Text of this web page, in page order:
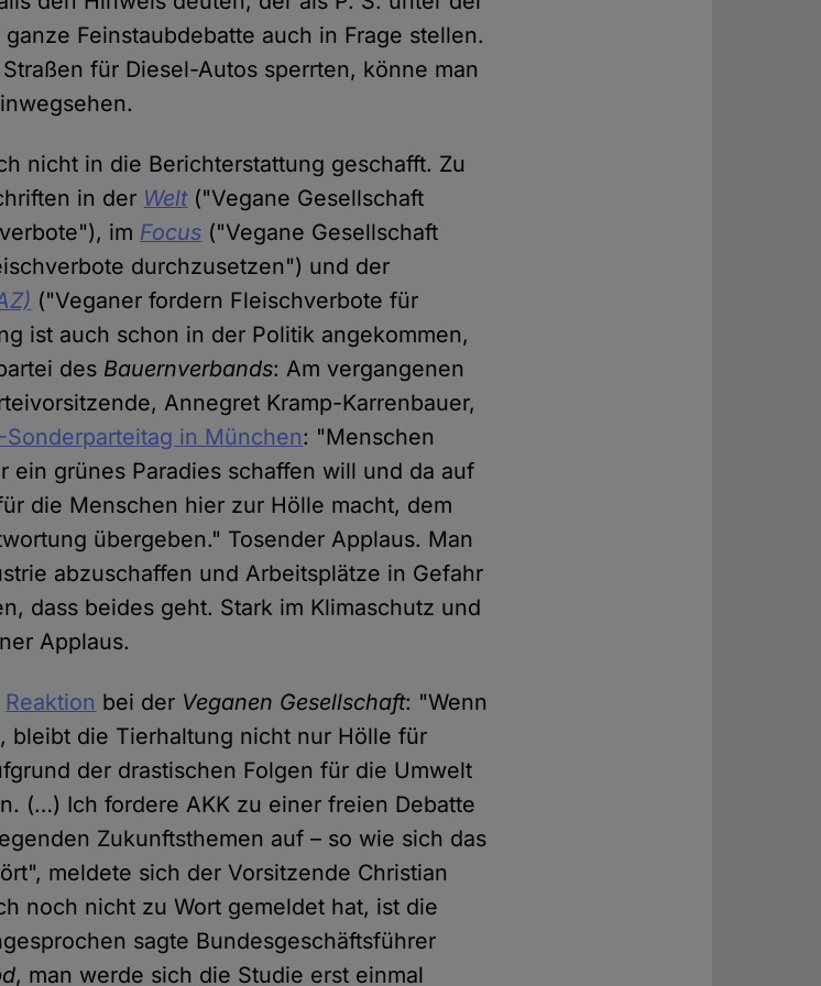
Feinstaubdebatte auch in Frage stellen.
für Diesel-Autos sperrten, könne man
nicht in die Berichterstattung geschafft. Zu
in der Welt("Vegane Gesellschaft
im Focus ("Vegane Gesellschaft
durchzusetzen") und der
("Veganer fordern Fleischverbote für
ist auch schon in der Politik angekommen,
des Bauernverbands: Am vergangenen
Annegret Kramp-Karrenbauer,
in München: "Menschen
ein grünes Paradies schaffen will und da auf
die Menschen hier zur Hölle macht, dem
übergeben." Tosender Applaus. Man
abzuschaffen und Arbeitsplätze in Gefahr
dass beides geht. Stark im Klimaschutz und
Applaus.
Reaktion bei der Veganen Gesellschaft: "Wenn
bleibt die Tierhaltung nicht nur Hölle für
der drastischen Folgen für die Umwelt
(…) Ich fordere AKK zu einer freien Debatte
Zukunftsthemen auf – so wie sich das
meldete sich der Vorsitzende Christian
noch nicht zu Wort gemeldet hat, ist die
sagte Bundesgeschäftsführer
, man werde sich die Studie erst einmal